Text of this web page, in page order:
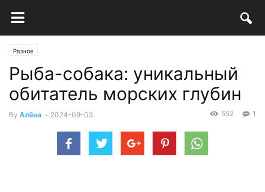
Разное
Рыба-собака: уникальный
обитатель морских глубин
By Алёна - 2024-09-03 1
552